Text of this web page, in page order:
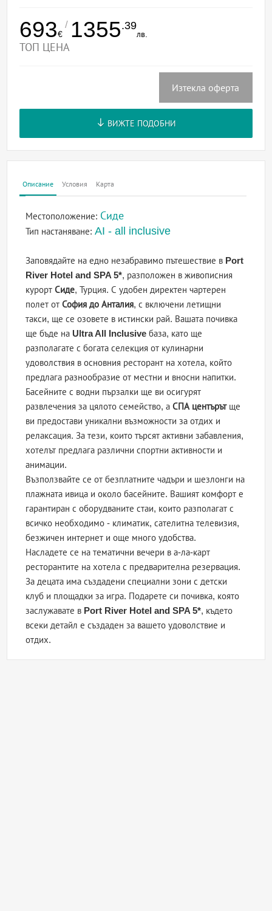
693€
/ 1355.39
лв.
ТОП ЦЕНА
Изтекла оферта
ВИЖТЕ ПОДОБНИ
Описание Условия Карта
Местоположение: Сиде
Тип настаняване:AI - all inclusive
Заповядайте на едно незабравимо пътешествие в Port
River Hotel and SPA 5*, разположен в живописния
курортСиде, Турция. С удобен директен чартерен
полет отСофия до Анталия, с включени летищни
такси, ще се озовете в истински рай. Вашата почивка
ще бъде на Ultra All Inclusive база, като ще
разполагате с богата селекция от кулинарни
удоволствия в основния ресторант на хотела, който
предлага разнообразие от местни и вносни напитки.
Басейните с водни пързалки ще ви осигурят
развлечения за цялото семейство, аСПА центърътще
ви предостави уникални възможности за отдих и
релаксация. За тези, които търсят активни забавления,
хотелът предлага различни спортни активности и
анимации.
Възползвайте се от безплатните чадъри и шезлонги на
плажната ивица и около басейните. Вашият комфорт е
гарантиран с оборудваните стаи, които разполагат с
всичко необходимо - климатик, сателитна телевизия,
безжичен интернет и още много удобства.
Насладете се на тематични вечери в а-ла-карт
ресторантите на хотела с предварителна резервация.
За децата има създадени специални зони с детски
клуб и площадки за игра. Подарете си почивка, която
заслужавате в Port River Hotel and SPA 5*, където
всеки детайл е създаден за вашето удоволствие и
отдих.